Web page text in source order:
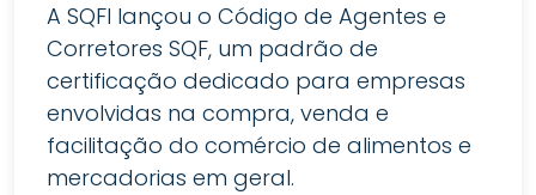
A SQFI lançou o Código de Agentes e
Corretores SQF, um padrão de
certificação dedicado para empresas
envolvidas na compra, venda e
facilitação do comércio de alimentos e
mercadorias em geral.